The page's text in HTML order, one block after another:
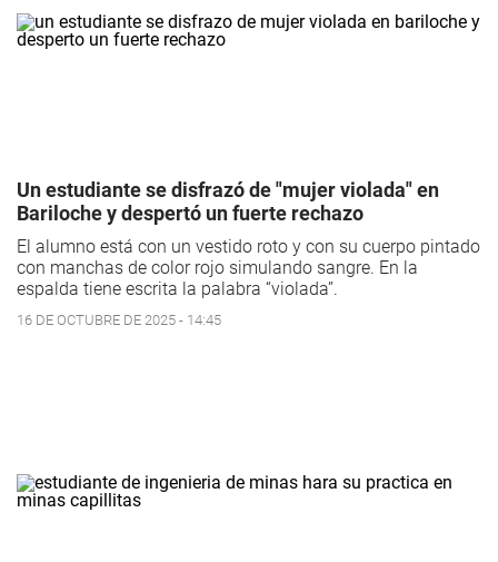
Un estudiante se disfrazó de "mujer violada" en
Bariloche y despertó un fuerte rechazo
El alumno está con un vestido roto y con su cuerpo pintado
con manchas de color rojo simulando sangre. En la
espalda tiene escrita la palabra “violada”.
16 DE OCTUBRE DE 2025 - 14:45